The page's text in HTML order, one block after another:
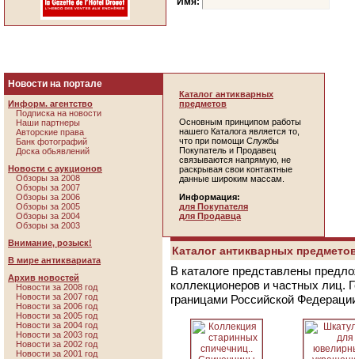
Новости на портале
Информ. агентство
Подписка на новости
Наши партнеры
Авторские права
Банк фотографий
Доска обьявлений
Новости с аукционов
Обзоры за 2008
Обзоры за 2007
Обзоры за 2006
Обзоры за 2005
Обзоры за 2004
Обзоры за 2003
Внимание, розыск!
В мире антиквариата
Архив новостей
Новости за 2008 год
Новости за 2007 год
Новости за 2006 год
Новости за 2005 год
Новости за 2004 год
Новости за 2003 год
Новости за 2002 год
Новости за 2001 год
Каталог антикварных
предметов
Основным принципом работы
нашего Каталога является то,
что при помощи Службы
Покупатель и Продавец
связываются напрямую, не
раскрывая свои контактные
данные широким массам.
Информация:
для Покупателя
для Продавца
Каталог антикварных
В каталоге представлены
коллекционеров и частных лиц.
границами Российской